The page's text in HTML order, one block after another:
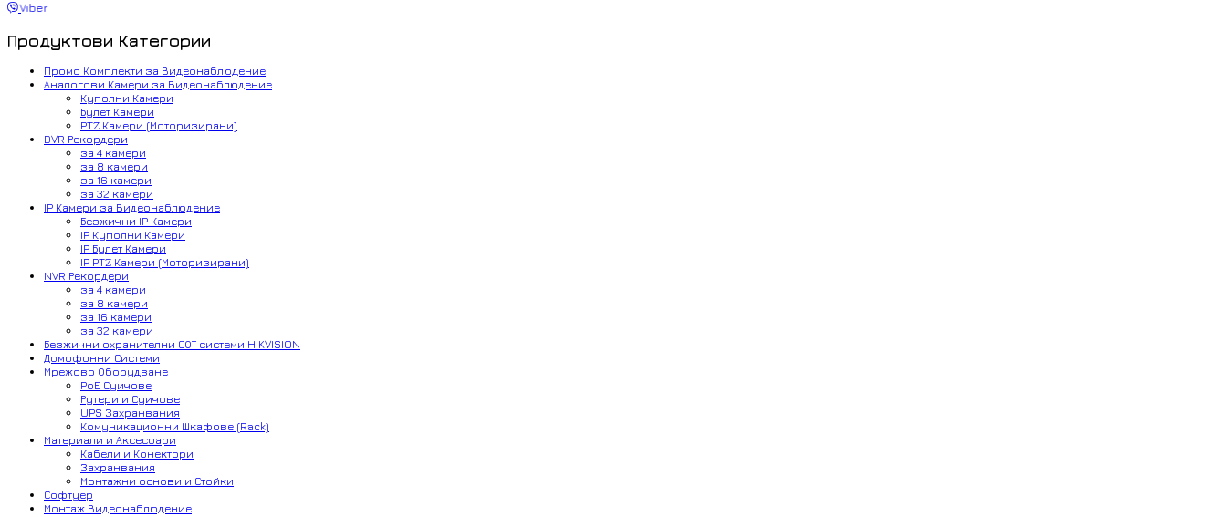
Viber
Продуктови Категории
Промо Комплекти за Видеонаблюдение
Аналогови Камери за Видеонаблюдение
Куполни Камери
Булет Камери
PTZ Камери (Моторизирани)
DVR Рекордери
за 4 камери
за 8 камери
за 16 камери
за 32 камери
IP Камери за Видеонаблюдение
Безжични IP Камери
IP Куполни Камери
IP Булет Камери
IP PTZ Камери (Моторизирани)
NVR Рекордери
за 4 камери
за 8 камери
за 16 камери
за 32 камери
Безжични охранителни СОТ системи HIKVISION
Домофонни Системи
Мрежово Оборудване
PoE Суичове
Рутери и Суичове
UPS Захранвания
Комуникационни Шкафове (Rack)
Материали и Аксесоари
Кабели и Конектори
Захранвания
Монтажни основи и Стойки
Софтуер
Монтаж Видеонаблюдение